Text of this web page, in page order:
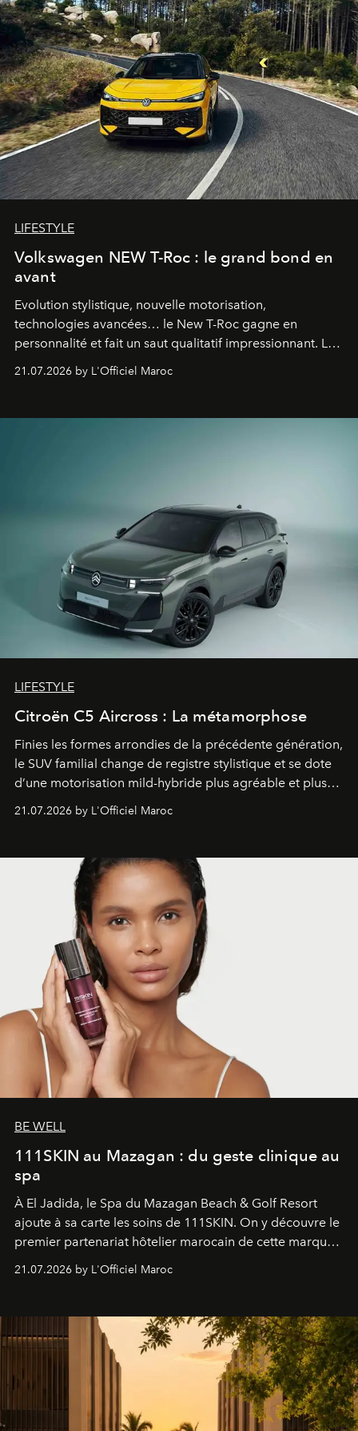
LIFESTYLE
Volkswagen NEW T-Roc : le grand bond en
avant
Evolution stylistique, nouvelle motorisation,
technologies avancées… le New T-Roc gagne en
personnalité et fait un saut qualitatif impressionnant. Le
fétiche pour le rendre plus premium. Et le pari semble
21.07.2026 by L'Officiel Maroc
LIFESTYLE
Citroën C5 Aircross : La métamorphose
Finies les formes arrondies de la précédente génération,
le SUV familial change de registre stylistique et se dote
d’une motorisation mild-hybride plus agréable et plus
gagné en maturité.
21.07.2026 by L'Officiel Maroc
BE WELL
111SKIN au Mazagan : du geste clinique au
spa
À El Jadida, le Spa du Mazagan Beach & Golf Resort
ajoute à sa carte les soins de 111SKIN. On y découvre le
premier partenariat hôtelier marocain de cette marque
londonien et construite depuis autour d'un actif breveté,
21.07.2026 by L'Officiel Maroc